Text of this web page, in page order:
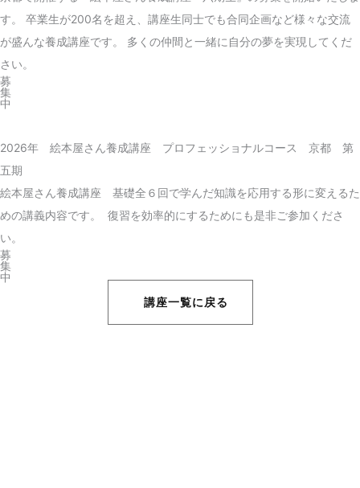
す。 卒業生が200名を超え、講座生同士でも合同企画など様々な交流
が盛んな養成講座です。 多くの仲間と一緒に自分の夢を実現してくだ
さい。
募
集
中
2026年 絵本屋さん養成講座 プロフェッショナルコース 京都 第
五期
絵本屋さん養成講座 基礎全６回で学んだ知識を応用する形に変えるた
めの講義内容です。 復習を効率的にするためにも是非ご参加くださ
い。
募
集
中
講座一覧に戻る